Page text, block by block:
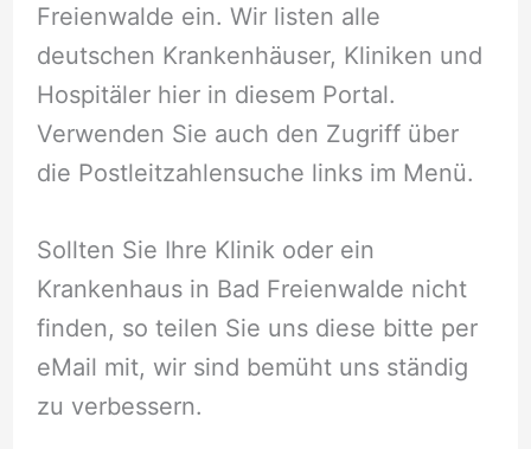
Freienwalde ein. Wir listen alle
deutschen Krankenhäuser, Kliniken und
Hospitäler hier in diesem Portal.
Verwenden Sie auch den Zugriff über
die Postleitzahlensuche links im Menü.
Sollten Sie Ihre Klinik oder ein
Krankenhaus in Bad Freienwalde nicht
finden, so teilen Sie uns diese bitte per
eMail mit, wir sind bemüht uns ständig
zu verbessern.